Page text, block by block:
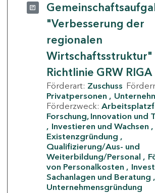
"Verbesserung der
regionalen
Wirtschaftsstruktur"
Richtlinie GRW RIGA
Förderart: Zuschuss
Privatpersonen
Förderzweck:
Forschung, Innovation und
Investieren und Wachsen
Existenzgründung
Qualifizierung/Aus- und
Weiterbildung/Personal
von Personalkosten
Sachanlagen und Beratung
Unternehmensgründung